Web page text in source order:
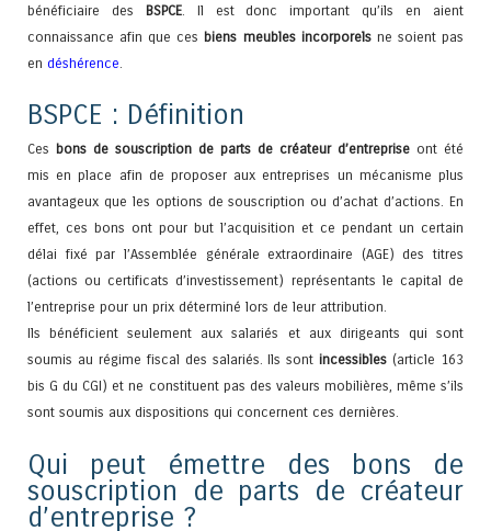
bénéficiaire des BSPCE. Il est donc important qu’ils en aient
connaissance afin que ces biens meubles incorporelsne soient pas
en déshérence
BSPCE : Définition
Ces bons de souscription de parts de créateur d’entreprise ont été
mis en place afin de proposer aux entreprises un mécanisme plus
avantageux que les options de souscription ou d’achat d’actions. En
effet, ces bons ont pour but l’acquisition et ce pendant un certain
délai fixé par l’Assemblée générale extraordinaire (AGE) des titres
(actions ou certificats d’investissement) représentants le capital de
l’entreprise pour un prix déterminé lors de leur attribution.
Ils bénéficient seulement aux salariés et aux dirigeants qui sont
soumis au régime fiscal des salariés. Ils sont incessibles (article 163
bis G du CGI) et ne constituent pas des valeurs mobilières, même s’ils
sont soumis aux dispositions qui concernent ces dernières.
Qui peut émettre des bons de
souscription de parts de créateur
d’entreprise ?